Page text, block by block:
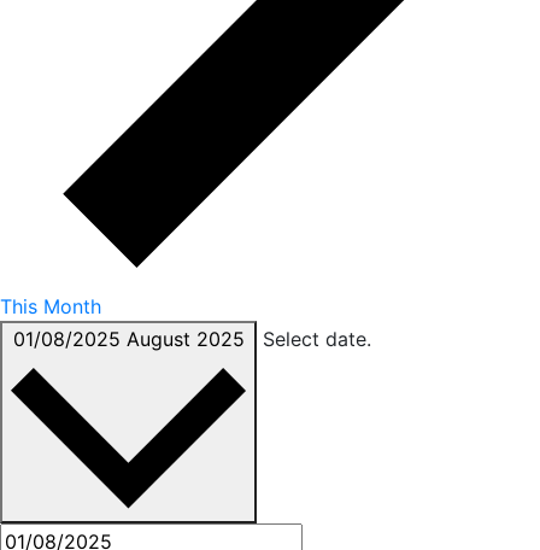
This Month
01/08/2025 August 2025 Select date.